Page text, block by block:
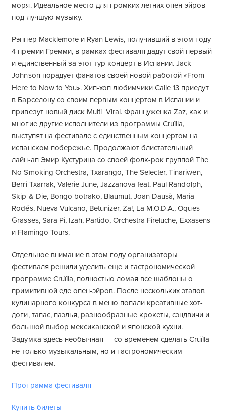
моря. Идеальное место для громких летних опен-эйров
под лучшую музыку.
Рэппер Macklemore и Ryan Lewis, получивший в этом году
4 премии Гремми, в рамках фестиваля дадут свой первый
и единственный за этот тур концерт в Испании. Jack
Johnson порадует фанатов своей новой работой «From
Here to Now to You». Хип-хоп любимчики Calle 13 приедут
в Барселону со своим первым концертом в Испании и
привезут новый диск Multi_Viral. Француженка Zaz, как и
многие другие исполнители из программы Cruïlla,
выступят на фестивале с единственным концертом на
испанском побережье. Продолжают блистательный
лайн-ап Эмир Кустурица со своей фолк-рок группой The
No Smoking Orchestra, Txarango, The Selecter, Tinariwen,
Berri Txarrak, Valerie June, Jazzanova feat. Paul Randolph,
Skip & Die, Bongo botrako, Blaumut, Joan Dausà, Maria
Rodés, Nueva Vulcano, Betunizer, Za!, La M.O.D.A., Oques
Grasses, Sara Pi, Izah, Partido, Orchestra Fireluche, Exxasens
и Flamingo Tours.
Отдельное внимание в этом году организаторы
фестиваля решили уделить еще и гастрономической
программе Cruïlla, полностью ломая все шаблоны о
примитивной еде опен-эйров. После нескольких этапов
кулинарного конкурса в меню попали креативные хот-
доги, тапас, паэлья, разнообразные крокеты, сэндвичи и
большой выбор мексиканской и японской кухни.
Задумка здесь необычная — со временем сделать Cruïlla
не только музыкальным, но и гастрономическим
фестивалем.
Программа фестиваля
Купить билеты